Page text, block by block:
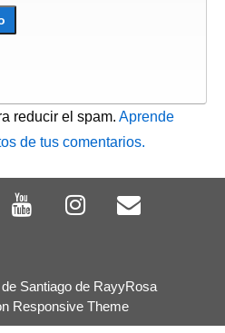
reducir el spam. Aprende
de tus comentarios.
Santiago de RayyRosa
Responsive Theme